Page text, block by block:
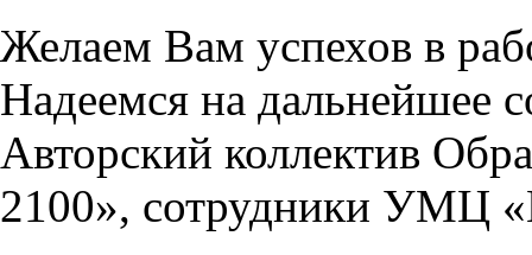
Желаем Вам успехов в
Надеемся на дальнейшее
Авторский коллектив
2100», сотрудники УМЦ